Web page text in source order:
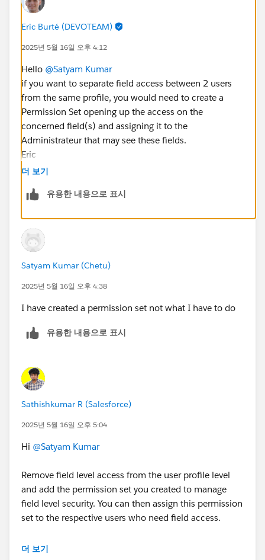
Eric Burté (DEVOTEAM)
2025년 5월 16일 오후 4:12
Hello @Satyam Kumar
if you want to separate field access between 2 users
from the same profile, you would need to create a
Permission Set opening up the access on the
concerned field(s) and assigning it to the
Administrateur that may see these fields.
Eric
더 보기
유용한 내용으로 표시
Satyam Kumar (Chetu)
2025년 5월 16일 오후 4:38
I have created a permission set not what I have to do
유용한 내용으로 표시
Sathishkumar R (Salesforce)
2025년 5월 16일 오후 5:04
Hi @Satyam Kumar
Remove field level access from the user profile level
and add the permission set you created to manage
field level security. You can then assign this permission
set to the respective users who need field access.
Thank you!
더 보기